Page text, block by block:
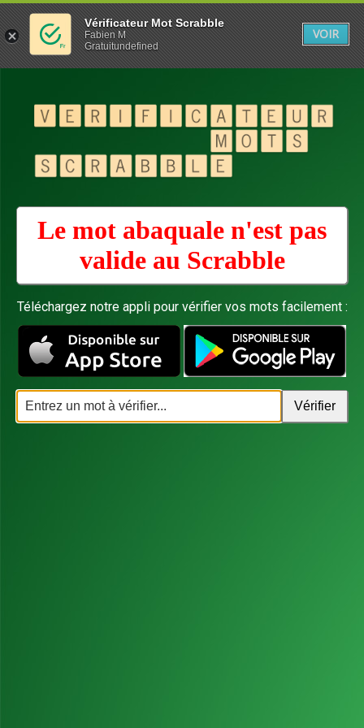
Le mot abaquale n'est pas
valide au Scrabble
Téléchargez notre appli pour vérifier vos mots facilement :
Vérificateur Mot Scrabble
Fabien M
Gratuitundefined
VOIR